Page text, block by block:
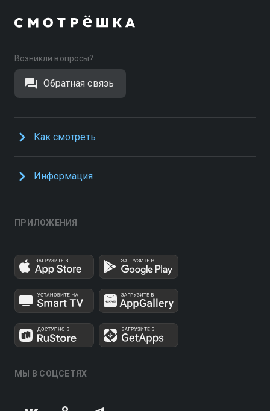
Возникли вопросы?
Обратная связь
Как смотреть
Информация
ПРИЛОЖЕНИЯ
МЫ В СОЦСЕТЯХ